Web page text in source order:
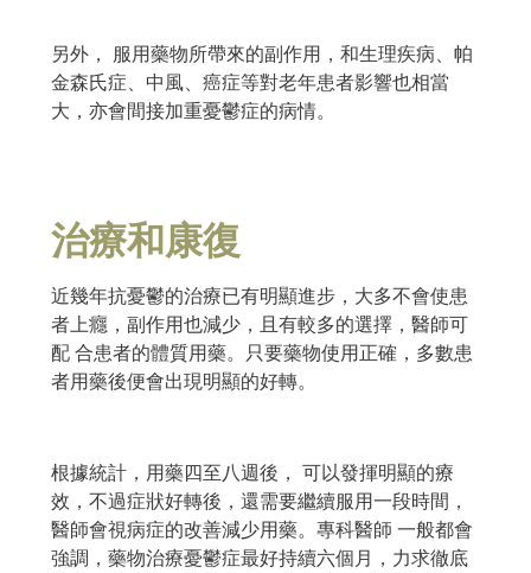
另外， 服用藥物所帶來的副作用，和生理疾病、帕
金森氏症、中風、癌症等對老年患者影響也相當
大，亦會間接加重憂鬱症的病情。
治療和康復
近幾年抗憂鬱的治療已有明顯進步，大多不會使患
者上癮，副作用也減少，且有較多的選擇，醫師可
配 合患者的體質用藥。只要藥物使用正確，多數患
者用藥後便會出現明顯的好轉。
根據統計，用藥四至八週後， 可以發揮明顯的療
效，不過症狀好轉後，還需要繼續服用一段時間，
醫師會視病症的改善減少用藥。專科醫師 一般都會
強調，藥物治療憂鬱症最好持續六個月，力求徹底